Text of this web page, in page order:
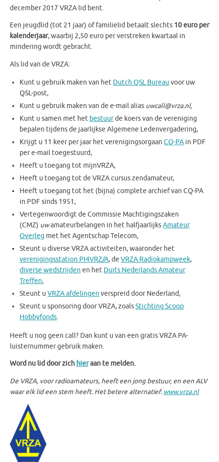
december 2017 VRZA lid bent.
Een jeugdlid (tot 21 jaar) of familielid betaalt slechts 10 euro per
kalenderjaar, waarbij 2,50 euro per verstreken kwartaal in
mindering wordt gebracht.
Als lid van de VRZA:
Kunt u gebruik maken van het Dutch QSL Bureau voor uw
QSL-post,
Kunt u gebruik maken van de e-mail alias uwcall@vrza.nl,
Kunt u samen met het bestuurde koers van de vereniging
bepalen tijdens de jaarlijkse Algemene Ledenvergadering,
Krijgt u 11 keer per jaar het verenigingsorgaanCQ-PA in PDF
per e-mail toegestuurd,
Heeft u toegang tot mijnVRZA,
Heeft u toegang tot de VRZA cursus zendamateur,
Heeft u toegang tot het (bijna) complete archief van CQ-PA
in PDF sinds 1951,
Vertegenwoordigt de Commissie Machtigingszaken
(CMZ) uwamateurbelangen in het halfjaarlijksAmateur
Overleg met het Agentschap Telecom,
Steunt u diverse VRZA activiteiten, waaronder het
verenigingsstation PI4VRZ/A, deVRZA Radiokampweek,
diverse wedstrijden en het Duits Nederlands Amateur
Treffen,
Steunt uVRZA afdelingen verspreid door Nederland,
Steunt u sponsoring door VRZA, zoalsStichting Scoop
Hobbyfonds.
Heeft u nog geen call? Dan kunt u van een gratis VRZA PA-
luisternummer gebruik maken.
Word nu lid door zich hieraan te melden.
De VRZA, voor radioamateurs, heeft een jong bestuur, en een ALV
waar elk lid een stem heeft. Het betere alternatief. www.vrza.nl